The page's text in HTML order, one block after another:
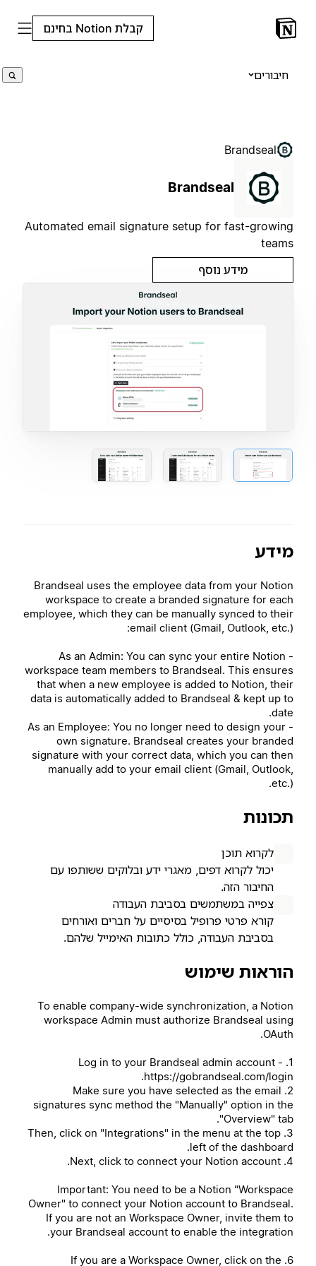
קבלת Notion בחינם
חיבורים
Brandseal
Brandseal
Automated email signature setup for fast-growing
teams
מידע נוסף
מידע
Brandseal uses the employee data from your Notion
workspace to create a branded signature for each
employee, which they can be manually synced to their
email client (Gmail, Outlook, etc.):
- As an Admin: You can sync your entire Notion
workspace team members to Brandseal. This ensures
that when a new employee is added to Notion, their
data is automatically added to Brandseal & kept up to
date.
- As an Employee: You no longer need to design your
own signature. Brandseal creates your branded
signature with your correct data, which you can then
manually add to your email client (Gmail, Outlook,
etc.).
תכונות
לקרוא תוכן
יכול לקרוא דפים, מאגרי ידע ובלוקים ששותפו עם
החיבור הזה.
צפייה במשתמשים בסביבת העבודה
קורא פרטי פרופיל בסיסיים על חברים ואורחים
בסביבת העבודה, כולל כתובות האימייל שלהם.
הוראות שימוש
To enable company-wide synchronization, a Notion
workspace Admin must authorize Brandseal using
OAuth.
1. Log in to your Brandseal admin account -
https://gobrandseal.com/login.
2. Make sure you have selected as the email
signatures sync method the "Manually" option in the
"Overview" tab.
3. Then, click on "Integrations" in the menu at the top
left of the dashboard.
4. Next, click to connect your Notion account.
Important: You need to be a Notion "Workspace
Owner" to connect your Notion account to Brandseal.
If you are not an Workspace Owner, invite them to
your Brandseal account to enable the integration.
6. If you are a Workspace Owner, click on the